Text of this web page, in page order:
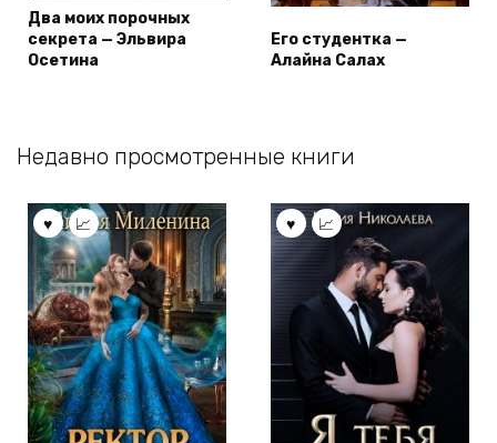
Два моих порочных
секрета — Эльвира
Осетина
Его студентка —
Алайна Салах
Недавно просмотренные книги